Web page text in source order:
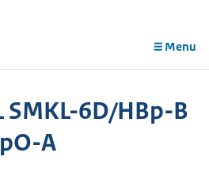
Menu
SMKL-6D/HBp-B
A